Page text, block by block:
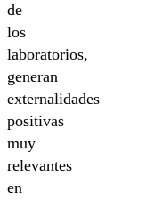
de
los
laboratorios,
generan
externalidades
positivas
muy
relevantes
en